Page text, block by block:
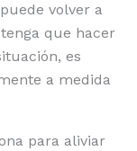
volver a
que hacer
es
a medida
para aliviar